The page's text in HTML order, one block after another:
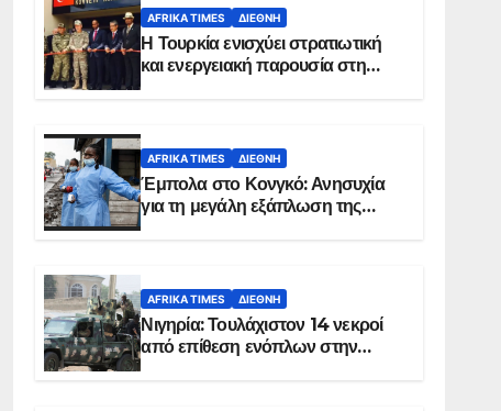
AFRIKA TIMES ΔΙΕΘΝΉ
Η Τουρκία ενισχύει στρατιωτική
και ενεργειακή παρουσία στη
AFRIKA TIMES ΔΙΕΘΝΉ
Έμπολα στο Κονγκό: Ανησυχία
για τη μεγάλη εξάπλωση της
AFRIKA TIMES ΔΙΕΘΝΉ
Νιγηρία: Τουλάχιστον 14 νεκροί
από επίθεση ενόπλων στην